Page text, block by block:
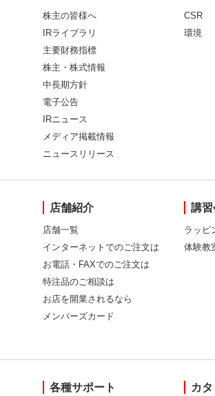
株主の皆様へ
IRライブラリ
主要財務指標
株主・株式情報
中長期方針
電子公告
IRニュース
メディア掲載情報
ニュースリリース
CSR
環境
店舗紹介
店舗一覧
インターネットでのご注文は
お電話・FAXでのご注文は
特注品のご相談は
お店を開業されるなら
メンバーズカード
講習
ラッピ
体験教
各種サポート カ